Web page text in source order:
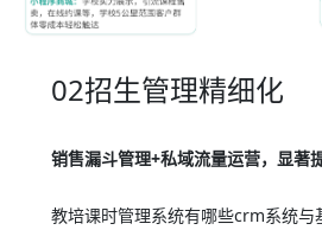
02招生管理精细化
销售漏斗管理+私域流量运营，显著
教培课时管理系统有哪些crm系统与